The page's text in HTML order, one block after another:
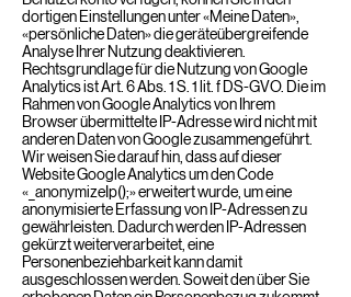
dortigen Einstellungen unter «Meine Daten»,
«persönliche Daten» die geräteübergreifende
Analyse Ihrer Nutzung deaktivieren.
Rechtsgrundlage für die Nutzung von Google
Analytics ist Art. 6 Abs. 1 S. 1 lit. f DS-GVO. Die im
Rahmen von Google Analytics von Ihrem
Browser übermittelte IP-Adresse wird nicht mit
anderen Daten von Google zusammengeführt.
Wir weisen Sie darauf hin, dass auf dieser
Website Google Analytics um den Code
«_anonymizeIp();» erweitert wurde, um eine
anonymisierte Erfassung von IP-Adressen zu
gewährleisten. Dadurch werden IP-Adressen
gekürzt weiterverarbeitet, eine
Personenbeziehbarkeit kann damit
ausgeschlossen werden. Soweit den über Sie